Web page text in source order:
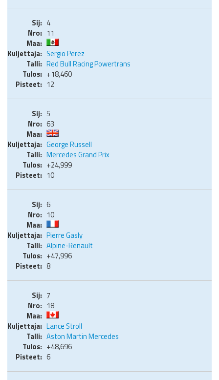
4
11
Sergio Perez
Red Bull Racing Powertrans
+18,460
12
5
63
George Russell
Mercedes Grand Prix
+24,999
10
6
10
Pierre Gasly
Alpine-Renault
+47,996
8
7
18
Lance Stroll
Aston Martin Mercedes
+48,696
6